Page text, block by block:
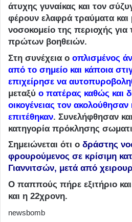
άτυχης γυναίκας και τον
φέρουν ελαφρά τραύματα και
νοσοκομείο της περιοχής
πρώτων βοηθειών.
Στη συνέχεια ο οπλισμένος
από το σημείο και κάποια
επιχείρησε να
μεταξύ ο πατέρας καθώς και
οικογένειας τον ακολούθησαν
επιτέθηκαν. Συνελήφθησαν
κατηγορία πρόκλησης
Σημειώνεται ότι ο δράστης
φρουρούμενος σε κρίσιμη
Γιαννιτσών, μετά από
Ο παππούς πήρε εξιτήριο και
και η 22χρονη.
newsbomb